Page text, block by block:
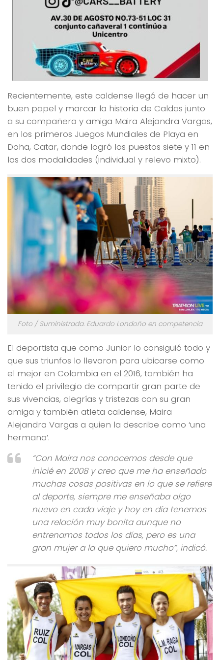
Recientemente, este caldense llegó de hacer un
buen papel y marcar la historia de Caldas junto
a su compañera y amiga Maira Alejandra Vargas,
en los primeros Juegos Mundiales de Playa en
Doha, Catar, donde logró los puestos siete y 11 en
las dos modalidades (individual y relevo mixto).
Foto / Suministrada. Eduardo Londoño en competencia
El deportista que como Junior lo consiguió todo y
que sus triunfos lo llevaron para ubicarse como
el mejor en Colombia en el 2016, también ha
tenido el privilegio de compartir gran parte de
sus vivencias, alegrías y tristezas con su gran
amiga y también atleta caldense, Maira
Alejandra Vargas a quien la describe como ‘una
hermana’.
“Con Maira nos conocemos desde que
inicié en 2008 y creo que me ha enseñado
muchas cosas positivas en lo que se refiere
al deporte, siempre me enseñaba algo
nuevo en cada viaje y hoy en día tenemos
una relación muy bonita aunque no
entrenamos todos los días, pero es una
gran mujer a la que quiero mucho”, indicó.